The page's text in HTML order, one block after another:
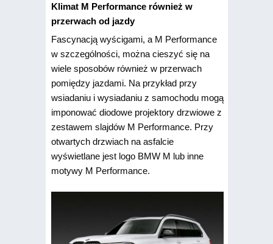
Klimat M Performance również w
przerwach od jazdy
Fascynacją wyścigami, a M Performance
w szczególności, można cieszyć się na
wiele sposobów również w przerwach
pomiędzy jazdami. Na przykład przy
wsiadaniu i wysiadaniu z samochodu mogą
imponować diodowe projektory drzwiowe z
zestawem slajdów M Performance. Przy
otwartych drzwiach na asfalcie
wyświetlane jest logo BMW M lub inne
motywy M Performance.